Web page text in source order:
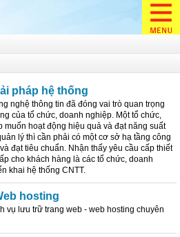
pháp hệ thống
nghệ thông tin đã đóng vai trò quan trọng
của tổ chức, doanh nghiệp. Một tổ chức,
muốn hoạt động hiệu quả và đạt năng suất
lý thì cần phải có một cơ sở hạ tầng công
đạt tiêu chuẩn. Nhận thấy yêu cầu cấp thiết
cho khách hàng là các tổ chức, doanh
khai hệ thống CNTT.
hosting
vụ lưu trữ trang web - web hosting chuyên